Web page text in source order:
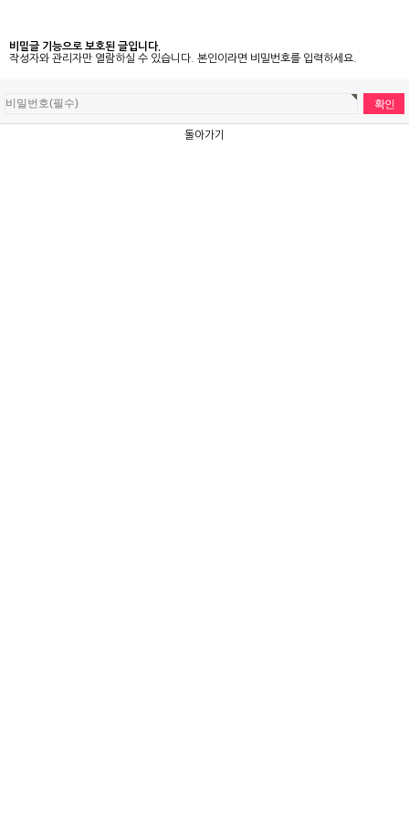
비밀글 기능으로 보호된 글입니다.
작성자와 관리자만 열람하실 수 있습니다. 본인이라면 비밀번호를 입력하세요.
돌아가기